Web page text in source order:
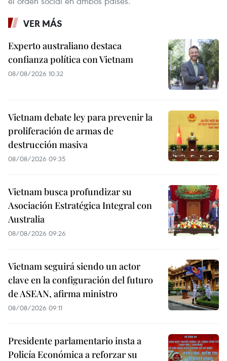
VER MÁS
Experto australiano destaca
confianza política con Vietnam
08/08/2026 10:32
Vietnam debate ley para prevenir la
proliferación de armas de
destrucción masiva
08/08/2026 09:35
Vietnam busca profundizar su
Asociación Estratégica Integral con
Australia
08/08/2026 09:26
Vietnam seguirá siendo un actor
clave en la configuración del futuro
de ASEAN, afirma ministro
08/08/2026 09:11
Presidente parlamentario insta a
Policía Económica a reforzar su